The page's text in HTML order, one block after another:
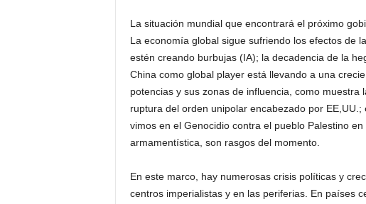
La situación mundial que encontrará el próximo
La economía global sigue sufriendo los efectos de
estén creando burbujas (IA); la decadencia de la
China como global player está llevando a una
potencias y sus zonas de influencia, como
ruptura del orden unipolar encabezado por
vimos en el Genocidio contra el pueblo Palestino
armamentística, son rasgos del momento.
En este marco, hay numerosas crisis políticas y
centros imperialistas y en las periferias. En países